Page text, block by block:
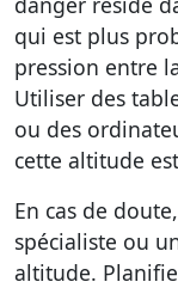
qui est plus
pression entre
Utiliser des
ou des
cette altitude
En cas de
spécialiste ou
altitude.